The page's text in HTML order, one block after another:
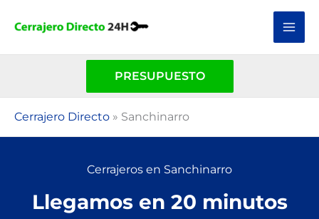
PRESUPUESTO
Cerrajero Directo » Sanchinarro
Cerrajeros en Sanchinarro
Llegamos en 20 minutos